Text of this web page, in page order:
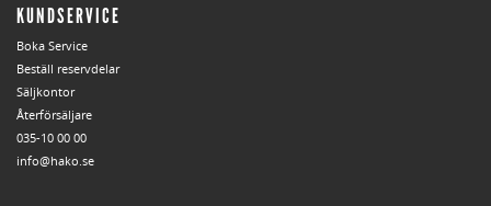
KUNDSERVICE
Boka Service
Beställ reservdelar
Säljkontor
Återförsäljare
035-10 00 00
info@hako.se